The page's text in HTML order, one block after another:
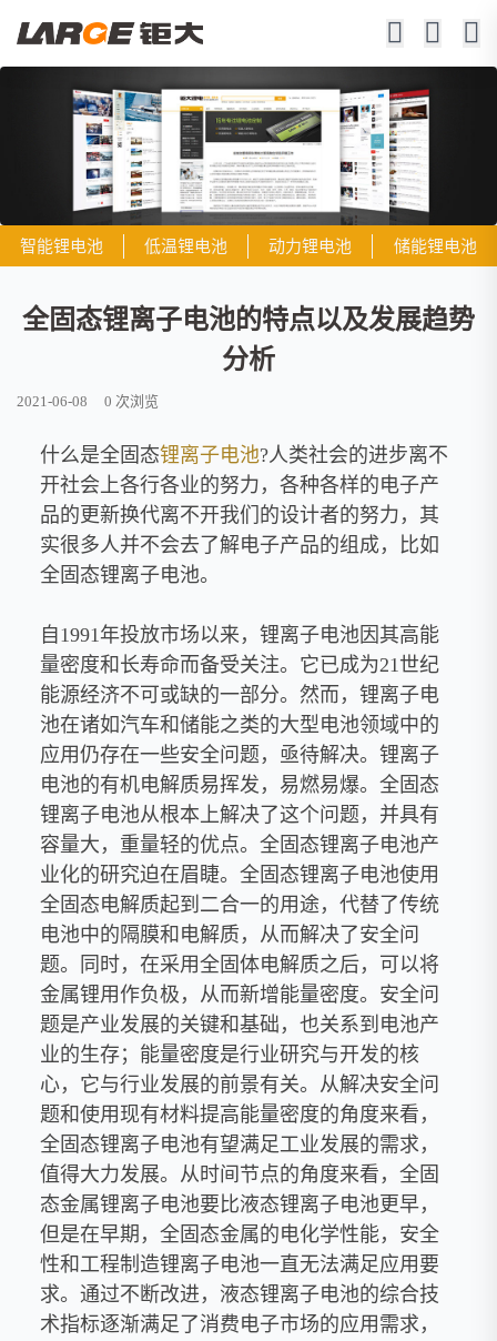
智能锂电池 低温锂电池 动力锂电池 储能锂电池
全固态锂离子电池的特点以及发展趋势
分析
2021-06-08 0 次浏览
什么是全固态锂离子电池?人类社会的进步离不
开社会上各行各业的努力，各种各样的电子产
品的更新换代离不开我们的设计者的努力，其
实很多人并不会去了解电子产品的组成，比如
全固态锂离子电池。
自1991年投放市场以来，锂离子电池因其高能
量密度和长寿命而备受关注。它已成为21世纪
能源经济不可或缺的一部分。然而，锂离子电
池在诸如汽车和储能之类的大型电池领域中的
应用仍存在一些安全问题，亟待解决。锂离子
电池的有机电解质易挥发，易燃易爆。全固态
锂离子电池从根本上解决了这个问题，并具有
容量大，重量轻的优点。全固态锂离子电池产
业化的研究迫在眉睫。全固态锂离子电池使用
全固态电解质起到二合一的用途，代替了传统
电池中的隔膜和电解质，从而解决了安全问
题。同时，在采用全固体电解质之后，可以将
金属锂用作负极，从而新增能量密度。安全问
题是产业发展的关键和基础，也关系到电池产
业的生存；能量密度是行业研究与开发的核
心，它与行业发展的前景有关。从解决安全问
题和使用现有材料提高能量密度的角度来看，
全固态锂离子电池有望满足工业发展的需求，
值得大力发展。从时间节点的角度来看，全固
态金属锂离子电池要比液态锂离子电池更早，
但是在早期，全固态金属的电化学性能，安全
性和工程制造锂离子电池一直无法满足应用要
求。通过不断改进，液态锂离子电池的综合技
术指标逐渐满足了消费电子市场的应用需求，